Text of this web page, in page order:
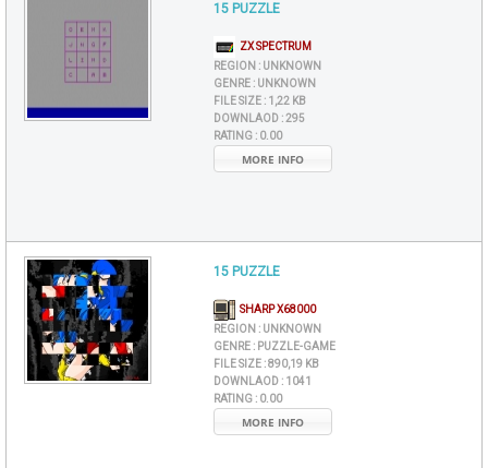
15 PUZZLE
ZX SPECTRUM
REGION : UNKNOWN
GENRE : UNKNOWN
FILE SIZE : 1,22 KB
DOWNLAOD :295
RATING : 0.00
MORE INFO
15 PUZZLE
SHARP X68000
REGION : UNKNOWN
GENRE : PUZZLE-GAME
FILE SIZE :890,19 KB
DOWNLAOD : 1041
RATING : 0.00
MORE INFO